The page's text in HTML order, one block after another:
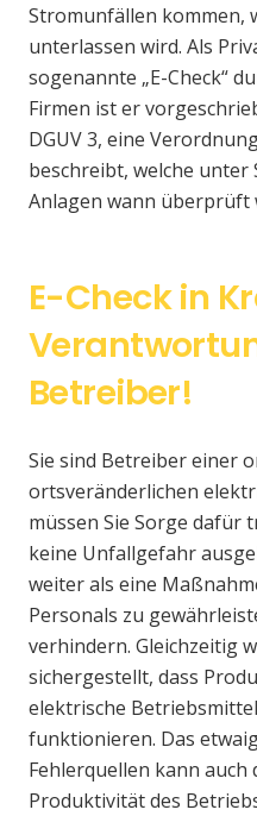
Stromunfällen kommen,
unterlassen wird. Als
sogenannte „E-Check“
Firmen ist er
DGUV 3, eine
beschreibt, welche unter
Anlagen wann überprüft
E-Check in
Betreiber!
Sie sind Betreiber einer
ortsveränderlichen
müssen Sie Sorge dafür
keine Unfallgefahr
weiter als eine
Personals zu
verhindern. Gleichzeitig
sichergestellt, dass
elektrische
funktionieren. Das
Fehlerquellen kann auch
Produktivität des